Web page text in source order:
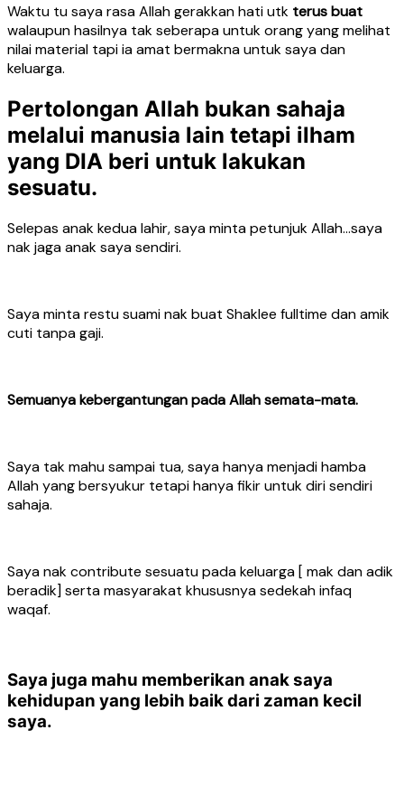
Waktu tu saya rasa Allah gerakkan hati utk terus buat
walaupun hasilnya tak seberapa untuk orang yang melihat
nilai material tapi ia amat bermakna untuk saya dan
keluarga.
Pertolongan Allah bukan sahaja
melalui manusia lain tetapi ilham
yang DIA beri untuk lakukan
sesuatu.
Selepas anak kedua lahir, saya minta petunjuk Allah…saya
nak jaga anak saya sendiri.
Saya minta restu suami nak buat Shaklee fulltime dan amik
cuti tanpa gaji.
Semuanya kebergantungan pada Allah semata-mata.
Saya tak mahu sampai tua, saya hanya menjadi hamba
Allah yang bersyukur tetapi hanya fikir untuk diri sendiri
sahaja.
Saya nak contribute sesuatu pada keluarga [ mak dan adik
beradik] serta masyarakat khususnya sedekah infaq
waqaf.
Saya juga mahu memberikan anak saya
kehidupan yang lebih baik dari zaman kecil
saya.